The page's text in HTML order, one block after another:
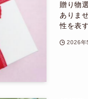
贈り物
ありま
性を表
2026年